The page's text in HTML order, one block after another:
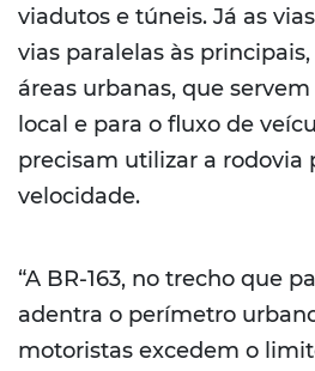
viadutos e túneis. Já as
vias paralelas às
áreas urbanas, que
local e para o fluxo de
precisam utilizar a rodovia
velocidade.
“A BR-163, no trecho que
adentra o perímetro
motoristas excedem o